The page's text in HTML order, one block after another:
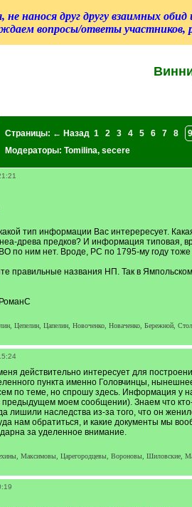
нанося друг другу взаимных обид
вопросы/ответы участников,
Страницы: ← Назад 1 2 3 4 5 6 7 8 9
Модераторы: Tomilina, secere
тип информации Вас интерересует.
древа предков? И информация типовая,
по ним нет. Вроде, РС по 1795-му году
правильные названия НП. Так в
Цепелин, Цапелин, Новоченко, Новаченко, Бережной,
действительно интересует для
пункта именно Головчинцы,
по теме, но спрошу здесь. Информация у
моем сообщении). Знаем что
лишили наследства из-за того, что он
нам обратиться, и какие документы мы
за уделенное внимание.
Максимовы, Царегородцевы, Вороновы, Шиловские,